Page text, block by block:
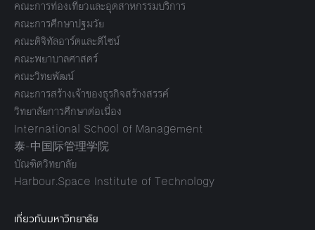
คณะการท่องเที่ยวและอุตสาหกรรมบริการ
คณะการศึกษาปฐมวัย
คณะดิจิทัลอาร์ตและดีไซน์
คณะพยาบาลศาสตร์
คณะวิทยพัฒน์
คณะการสร้างเจ้าของธุรกิจสร้างสรรค์
วิทยาลัยการศึกษาต่อเนื่อง
International School of Management
泰-中国际管理学院
บัณฑิตวิทยาลัย
Harbour.Space Institute of Technology
เกี่ยวกับมหาวิทยาลัย